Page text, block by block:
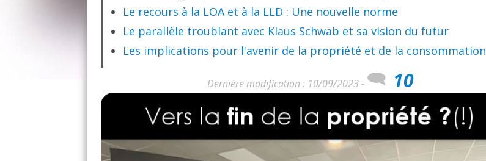
Le recours à la LOA et à la LLD : Une nouvelle norme
Le parallèle troublant avec Klaus Schwab et sa vision du futur
Les implications pour l'avenir de la propriété et de la consommation
Dernière modification : 10/09/2023 - 10